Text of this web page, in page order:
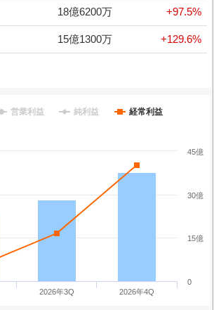
18億6200万 +97.5%
15億1300万 +129.6%
営業利益 純利益 経常利益
2026年3Q 2026年4Q
0
15億
30億
45億